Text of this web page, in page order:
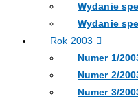
Wydanie
Wydanie
Rok 2003
Numer 1/
Numer 2/
Numer 3/